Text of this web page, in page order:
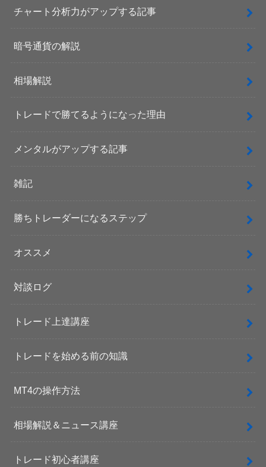
チャート分析力がアップする記事
暗号通貨の解説
相場解説
トレードで勝てるようになった理由
メンタルがアップする記事
雑記
勝ちトレーダーになるステップ
オススメ
対談ログ
トレード上達講座
トレードを始める前の知識
MT4の操作方法
相場解説＆ニュース講座
トレード初心者講座